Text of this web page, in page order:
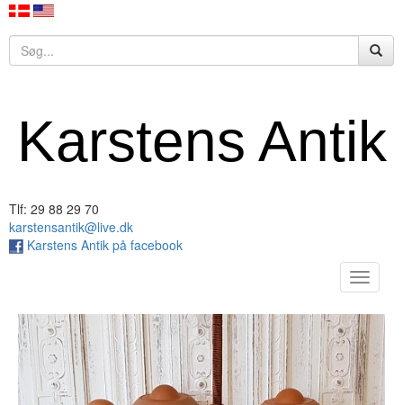
Karstens Antik
Tlf: 29 88 29 70
karstensantik@live.dk
Karstens Antik på facebook
Toggle